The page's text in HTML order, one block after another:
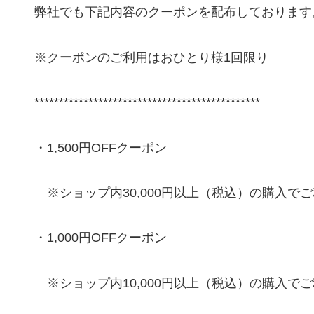
弊社でも下記内容のクーポンを配布しております
※クーポンのご利用はおひとり様1回限り
**********************************************
・1,500円OFFクーポン
※ショップ内30,000円以上（税込）の購入で
・1,000円OFFクーポン
※ショップ内10,000円以上（税込）の購入で